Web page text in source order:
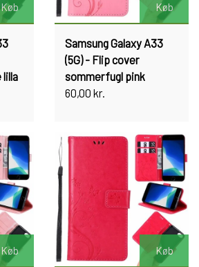
Køb Køb
Samsung Galaxy A33
(5G) - Flip cover
sommerfugl pink
60,00 kr.
Køb Køb